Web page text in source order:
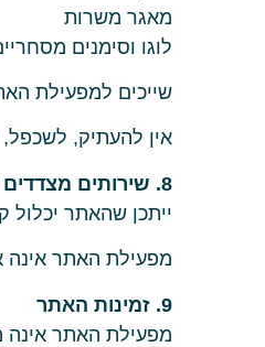
מאגר משרות
לוגו וסימנים
שייכים למפעילת
אין להעתיק,
8. שירותים מצדדים שלישיים
ייתכן שהאתר יכלול
מפעילת האתר אינה
9. זמינות האתר
מפעילת האתר אינה